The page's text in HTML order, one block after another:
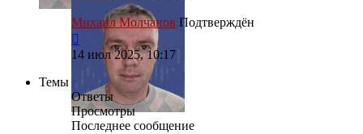
Михаил Молчанов Подтверждён
14 июл 2025, 10:17
Темы
Ответы
Просмотры
Последнее сообщение